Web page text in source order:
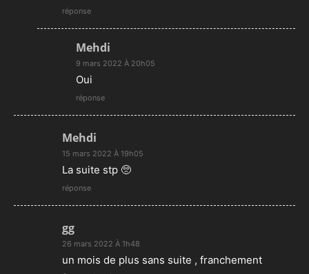
réponse
Mehdi
9 mars 2022 À 20h05
Oui
réponse
Mehdi
15 mars 2022 À 19h05
La suite stp 🥺
réponse
gg
26 mars 2022 À 1h48
un mois de plus sans suite , franchement